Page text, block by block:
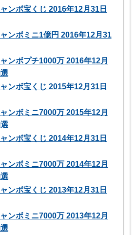
ンボ宝くじ 2016年12月31日
ンボミニ1億円 2016年12月31
ンボプチ1000万 2016年12月
ンボ宝くじ 2015年12月31日
ンボミニ7000万 2015年12月
ンボ宝くじ 2014年12月31日
ンボミニ7000万 2014年12月
ンボ宝くじ 2013年12月31日
ンボミニ7000万 2013年12月